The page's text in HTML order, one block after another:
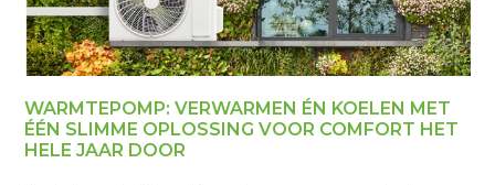
WARMTEPOMP: VERWARMEN ÉN KOELEN MET
ÉÉN SLIMME OPLOSSING VOOR COMFORT HET
HELE JAAR DOOR